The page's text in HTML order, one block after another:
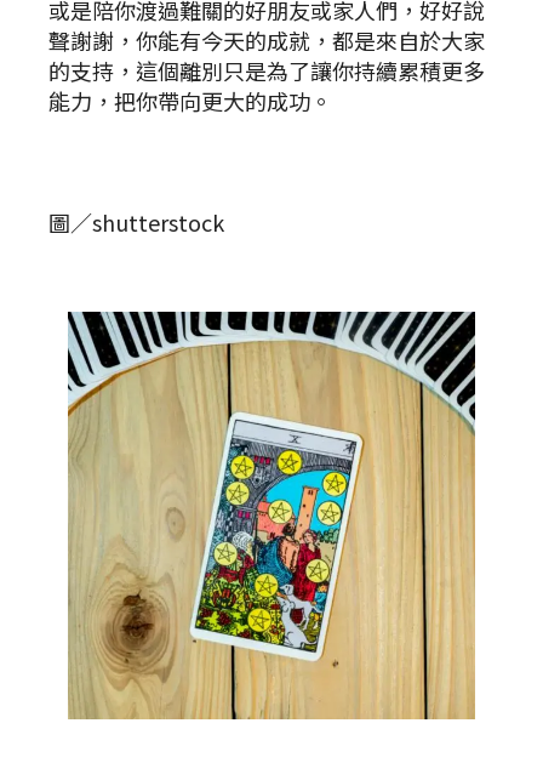
或是陪你渡過難關的好朋友或家人們，好好說
聲謝謝，你能有今天的成就，都是來自於大家
的支持，這個離別只是為了讓你持續累積更多
能力，把你帶向更大的成功。
圖／shutterstock